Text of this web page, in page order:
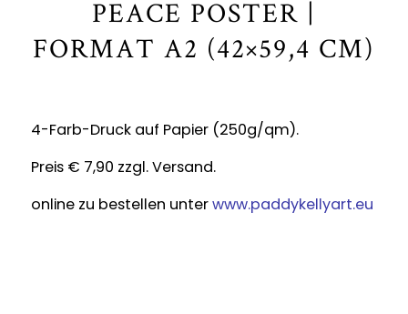
PEACE POSTER |
FORMAT A2 (42×59,4 CM)
4-Farb-Druck auf Papier (250g/qm).
Preis € 7,90 zzgl. Versand.
online zu bestellen unterwww.paddykellyart.eu